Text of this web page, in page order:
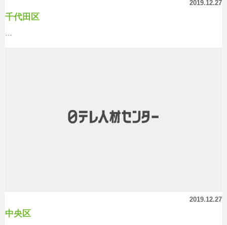
2019.12.27
千代田区
2019.12.27
中央区